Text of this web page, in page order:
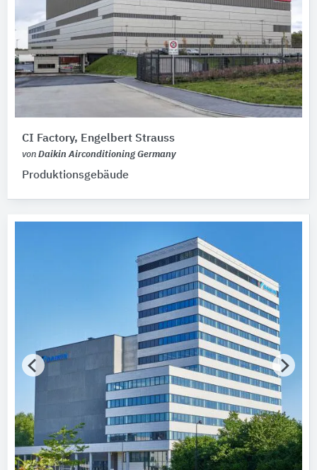
Bitte auswählen
Zertifikat vorhanden
CI Factory, Engelbert Strauss
von Daikin Airconditioning Germany
Produktionsgebäude